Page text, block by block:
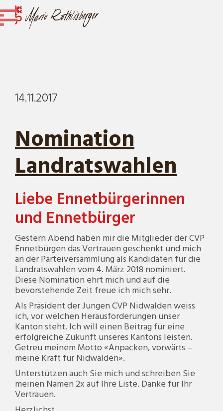
14.11.2017
Nomination
Landratswahlen
Liebe Ennetbürgerinnen
und Ennetbürger
Gestern Abend haben mir die Mitglieder der CVP
Ennetbürgen das Vertrauen geschenkt und mich
an der Parteiversammlung als Kandidaten für die
Landratswahlen vom 4. März 2018 nominiert.
Diese Nomination ehrt mich und auf die
bevorstehende Zeit freue ich mich sehr.
Als Präsident der Jungen CVP Nidwalden weiss
ich, vor welchen Herausforderungen unser
Kanton steht. Ich will einen Beitrag für eine
erfolgreiche Zukunft unseres Kantons leisten.
Getreu meinem Motto «Anpacken, vorwärts –
meine Kraft für Nidwalden».
Unterstützen auch Sie mich und schreiben Sie
meinen Namen 2x auf Ihre Liste. Danke für Ihr
Vertrauen.